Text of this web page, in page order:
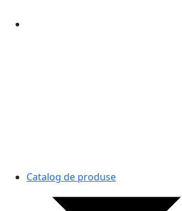
Catalog de produse